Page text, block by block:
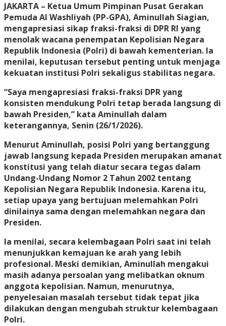
JAKARTA – Ketua Umum Pimpinan Pusat Gerakan
Pemuda Al Washliyah (PP-GPA), Aminullah Siagian,
mengapresiasi sikap fraksi-fraksi di DPR RI yang
menolak wacana penempatan Kepolisian Negara
Republik Indonesia (Polri) di bawah kementerian. Ia
menilai, keputusan tersebut penting untuk menjaga
kekuatan institusi Polri sekaligus stabilitas negara.
“Saya mengapresiasi fraksi-fraksi DPR yang
konsisten mendukung Polri tetap berada langsung di
bawah Presiden,” kata Aminullah dalam
keterangannya, Senin (26/1/2026).
Menurut Aminullah, posisi Polri yang bertanggung
jawab langsung kepada Presiden merupakan amanat
konstitusi yang telah diatur secara tegas dalam
Undang-Undang Nomor 2 Tahun 2002 tentang
Kepolisian Negara Republik Indonesia. Karena itu,
setiap upaya yang bertujuan melemahkan Polri
dinilainya sama dengan melemahkan negara dan
Presiden.
Ia menilai, secara kelembagaan Polri saat ini telah
menunjukkan kemajuan ke arah yang lebih
profesional. Meski demikian, Aminullah mengakui
masih adanya persoalan yang melibatkan oknum
anggota kepolisian. Namun, menurutnya,
penyelesaian masalah tersebut tidak tepat jika
dilakukan dengan mengubah struktur kelembagaan
Polri.